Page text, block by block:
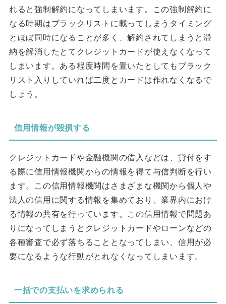
れると強制解約になってしまいます。この強制解約に
なる時期はブラックリストに載ってしまうタイミング
とほぼ同時になることが多く、解約されてしまうと滞
納を解消したとてクレジットカードが使えなくなって
しまいます。ある程度時間を置いたとしてもブラック
リスト入りしていれば二度とカードは作れなくなるで
しょう。
信用情報が毀損する
クレジットカードや金融機関の借入などは、貸付をす
る際に信用情報機関からの情報を得て与信判断を行い
ます。この信用情報機関はさまざまな機関から個人や
法人の信用に関する情報を集めており、業界内におけ
る情報の共有を行っています。この信用情報で問題あ
りになってしまうとクレジットカードやローンなどの
各種審査で必ず落ちることとなってしまい、信用が必
要になるような行動がとれなくなってしまいます。
一括での支払いを求められる